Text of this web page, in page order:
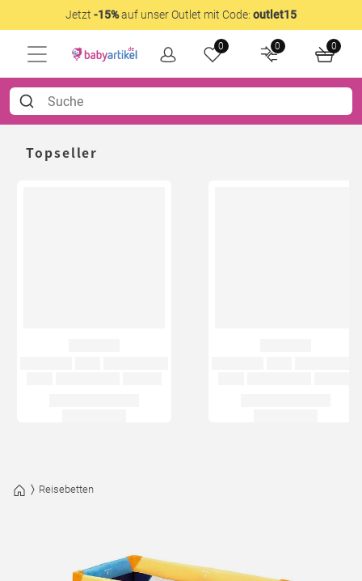
Jetzt -15%auf unser Outlet mit Code: outlet15
0 0 0
Topseller
Reisebetten